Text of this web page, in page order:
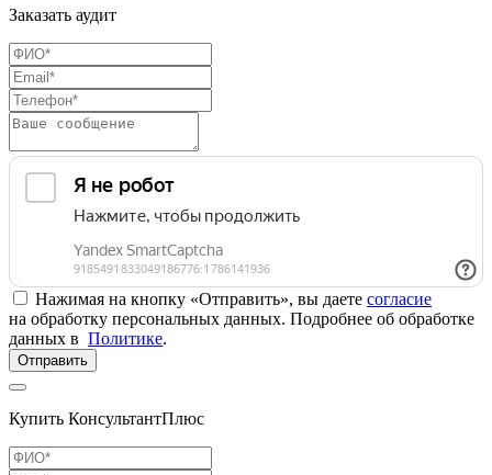
Заказать аудит
Нажимая на кнопку «Отправить», вы даете согласие
на обработку персональных данных. Подробнее об обработке
данных в Политике.
Отправить
Купить КонсультантПлюс